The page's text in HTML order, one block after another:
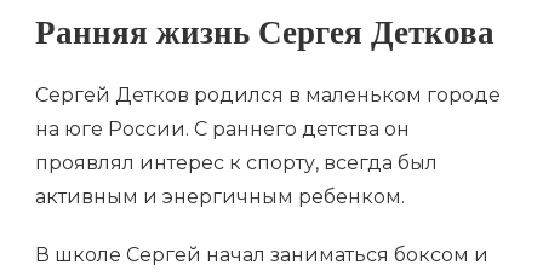
Ранняя жизнь Сергея Деткова
Сергей Детков родился в маленьком городе
на юге России. С раннего детства он
проявлял интерес к спорту, всегда был
активным и энергичным ребенком.
В школе Сергей начал заниматься боксом и